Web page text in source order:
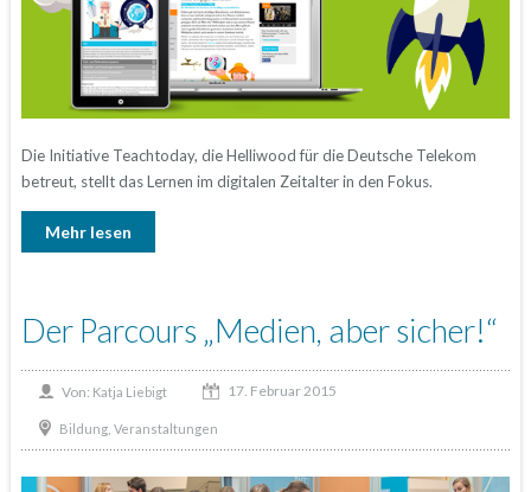
Die Initiative Teachtoday, die Helliwood für die Deutsche Telekom
betreut, stellt das Lernen im digitalen Zeitalter in den Fokus.
Mehr lesen
Der Parcours „Medien, aber sicher!“
Von: Katja Liebigt 17. Februar 2015
Bildung, Veranstaltungen